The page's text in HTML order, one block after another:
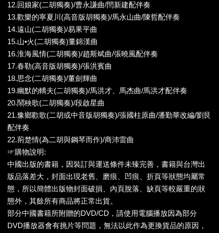
12.回娘家(二胡獨奏)/曹永謙曲/閆新建配伴奏
13.歡樂的寧夏川(高音版胡獨奏)/馬永山曲/陳哲配伴奏
14.遠山(二胡獨奏)/易果平曲
15.山•火(二胡獨奏)董錦漢曲
16.淮海風情(二胡獨奏)/趙斯斌曲/張曉風配伴奏
17.春勒(高音版胡獨奏)/張洪賓曲
18.思念(二胡獨奏)/董劍輝曲
19.幽默的轎夫(二胡獨奏)/馬洪才、馬杰曲/馬洪才配伴奏
20.鬧秧歌(二胡獨奏)/段啟星曲
21.豫鄉歡歌(二胡或中音版胡獨奏)/張國柱原曲/潘勤華改編/劉艮
配伴奏
22.荊楚情(為二胡與鋼琴而作)/商沛雷曲
☞購物說明:
中國出版的書籍，因裝訂與運送條件未臻完善，書籍與台灣出
版品落差大，封面出現老舊、磨痕、凹痕、折頁等狀態均屬常
態，所以簡體出版物封面破損、內頁脫落、缺頁等較嚴重的狀
態外，其餘所有商品將正常出貨。
部分中國書籍所附贈的DVD/CD，請使用電腦播放因為部分
DVD播放器會有挑片等問題，無法以此作為更換貨品的原因，